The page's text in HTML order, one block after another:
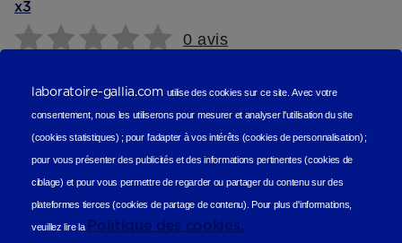
x3
0 avis
De 6 à 9 mois De 10 à 11 mois
Ajouter au panier
Reviews (scope produit)
Les avis de nos consommateurs
laboratoire-gallia.com utilise des cookies sur ce site.Avec votre
consentement, nous les utiliseronspour mesurer et analyser l'utilisation du site
(cookies statistiques) ;pour l'adapter à vos intérêts (cookies de personnalisation) ;
pour vous présenter des publicités et des informations pertinentes (cookies de
ciblage) et pour vous permettre de regarder ou partager du contenu sur des
plateformes tierces (cookies de partage de contenu). Pour plus d'informations,
veuillez lire la Politique des cookies.